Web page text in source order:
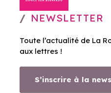
NEWSLETTER
Toute l’actualité de La
aux lettres !
S’inscrire à la